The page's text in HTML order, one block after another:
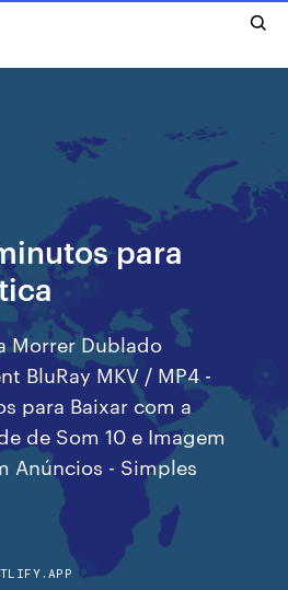
para
Morrer Dublado
BluRay MKV / MP4 -
para Baixar com a
de Som 10 e Imagem
Anúncios - Simples